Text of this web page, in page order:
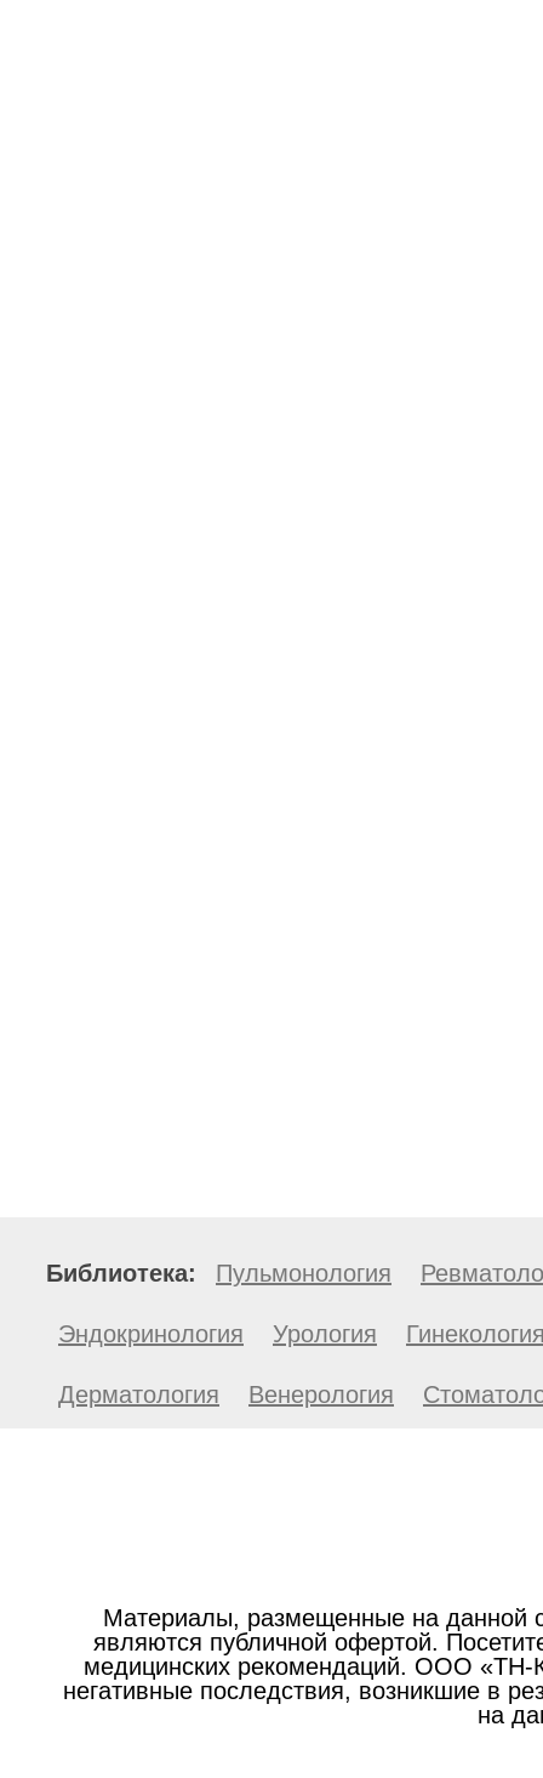
Библиотека: Пульмонология
Эндокринология Урология
Дерматология Венерология
Материалы, размещенные на данной
являются публичной офертой.
медицинских рекомендаций. ООО «ТН-
негативные последствия, возникшие в
на